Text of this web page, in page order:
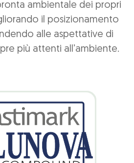
ambientale dei propri
il posizionamento
alle aspettative di
più attenti all’ambiente.